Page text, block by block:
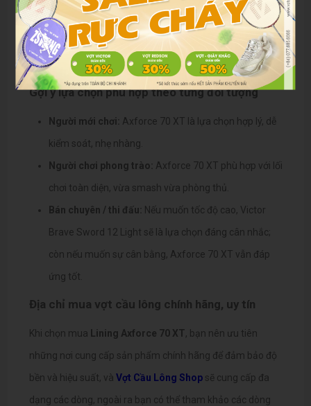
Gợi ý lựa chọn phù hợp theo từng đối tượng
Người mới chơi: Axforce 70 XT là lựa chọn hợp lý, dễ
kiểm soát, nhẹ nhàng.
Người chơi phong trào: Axforce 70 XT phù hợp với lối
chơi toàn diện, vừa smash vừa phòng thủ.
Bán chuyên / thi đấu: Nếu muốn tốc độ cao, Victor
Brave Sword 12 Light sẽ là lựa chọn đáng cân nhắc;
còn nếu muốn sự cân bằng, Axforce 70 XT vẫn đáp
ứng tốt.
Địa chỉ mua vợt cầu lông chính hãng, uy tín
Khi chọn mua Lining Axforce 70 XT, bạn nên ưu tiên
những nơi cung cấp sản phẩm chính hãng để đảm bảo độ
bền và hiệu suất, và Vợt Cầu Lông Shopsẽ cung cấp đa
dạng các dòng, ngoài ra bạn có thể tham khảo các dòng